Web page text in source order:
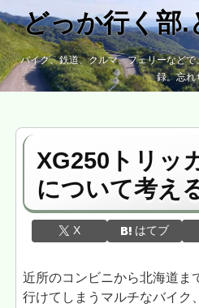
どっか行く部.
バイク、鉄道、クルマ、フェリーなど
録。忘れ
XG250トリッ
について考え
X はてブ
近所のコンビニから北海道ま
行けてしまうマルチなバイク